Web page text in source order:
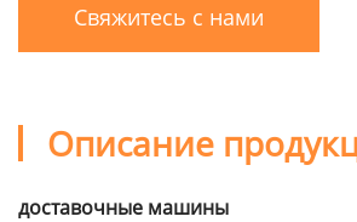
Свяжитесь с нами
Описание
доставочные машины